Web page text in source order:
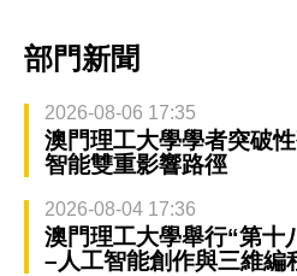
部門新聞
2026-08-06 17:35
澳門理工大學學者突破
智能雙重影響路徑
2026-08-04 17:36
澳門理工大學舉行“第十
–人工智能創作與三維編